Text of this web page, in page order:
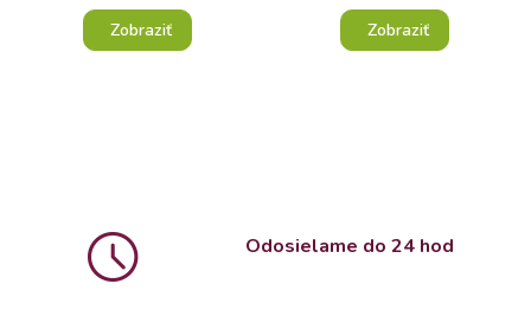
Zobraziť Zobraziť
Odosielame do 24 hod